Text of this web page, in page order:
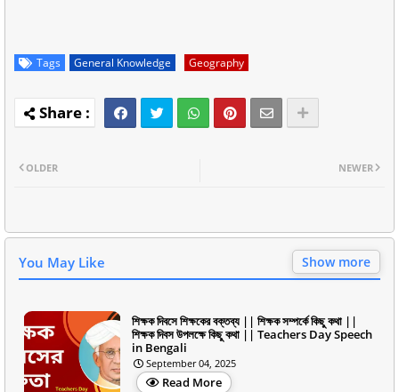
Tags General Knowledge Geography
NEWER
OLDER
You May Like Show more
শিক্ষক দিবসে শিক্ষকের বক্তব্য || শিক্ষক সম্পর্কে কিছু কথা ||
শিক্ষক দিবস উপলক্ষে কিছু কথা || Teachers Day Speech
in Bengali
September 04, 2025
Read More